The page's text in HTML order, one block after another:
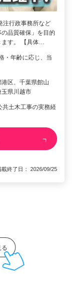
注行政事務所など
品質確保」を目的
ます。 【具体…
・年齢に応じ、当
区、千葉県館山
県川越市
共土木工事の実務経
終了日： 2026/09/25